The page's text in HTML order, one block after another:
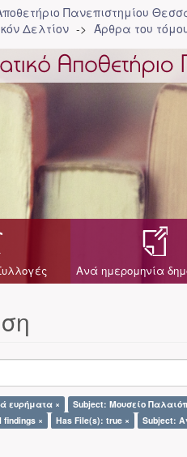
Πανεπιστημίου
Δελτίον
Άρθρα του
Ανά ημερομηνία
ευρήματα × Subject: Μουσείο
findings ×
Has File(s): true × Subject: